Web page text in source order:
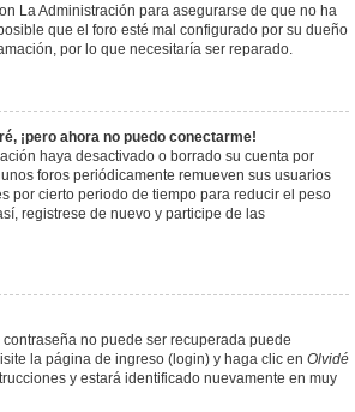
La Administración para asegurarse de que no ha
que el foro esté mal configurado por su dueño
por lo que necesitaría ser reparado.
¡pero ahora no puedo conectarme!
haya desactivado o borrado su cuenta por
foros periódicamente remueven sus usuarios
por cierto periodo de tiempo para reducir el peso
registrese de nuevo y participe de las
contraseña no puede ser recuperada puede
la página de ingreso (login) y haga clic en Olvidé
y estará identificado nuevamente en muy